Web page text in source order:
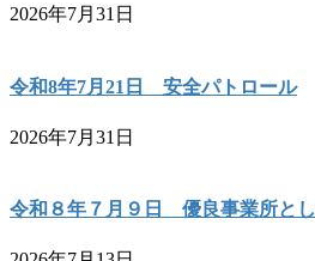
2026年7月31日
令和8年7月21日 安全パトロール
2026年7月31日
令和８年７月９日 優良事業所と